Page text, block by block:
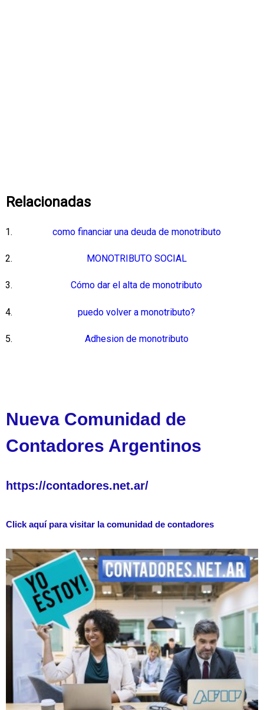
Relacionadas
como financiar una deuda de monotributo
MONOTRIBUTO SOCIAL
Cómo dar el alta de monotributo
puedo volver a monotributo?
Adhesion de monotributo
Nueva Comunidad de
Contadores Argentinos
https://contadores.net.ar/
Click aquí para visitar la comunidad de contadores